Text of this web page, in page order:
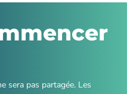
sera pas partagée. Les